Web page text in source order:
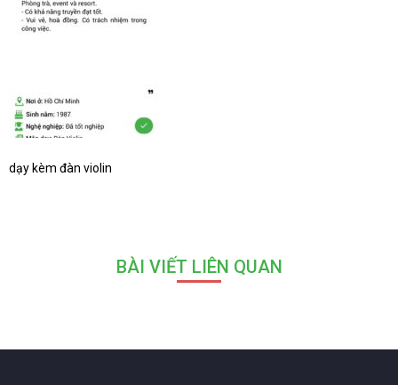
dạy kèm đàn violin
BÀI VIẾT LIÊN QUAN